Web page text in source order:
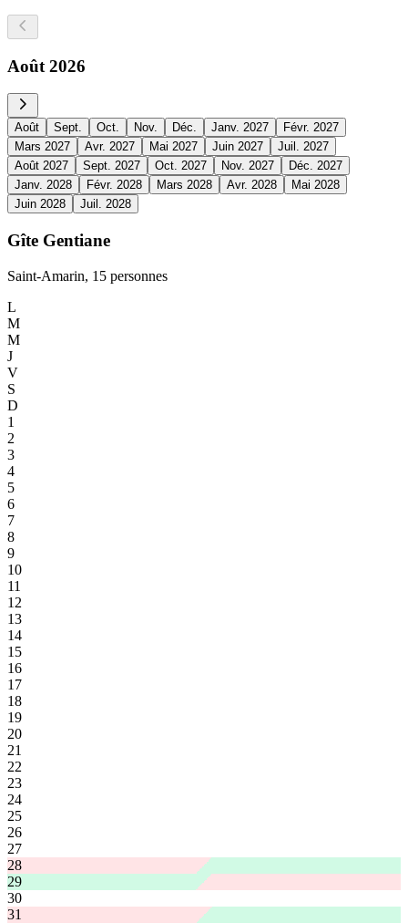
Août 2026
Août Sept. Oct. Nov. Déc. Janv. 2027 Févr. 2027
Mars 2027 Avr. 2027 Mai 2027 Juin 2027 Juil. 2027
Août 2027 Sept. 2027 Oct. 2027 Nov. 2027 Déc. 2027
Janv. 2028 Févr. 2028 Mars 2028 Avr. 2028 Mai 2028
Juin 2028 Juil. 2028
Gîte Gentiane
Saint-Amarin, 15 personnes
L
M
M
J
V
S
D
1
2
3
4
5
6
7
8
9
10
11
12
13
14
15
16
17
18
19
20
21
22
23
24
25
26
27
28
29
30
31